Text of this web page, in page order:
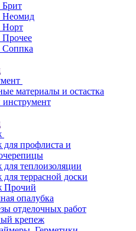
Брит
Неомид
Норт
Прочее
Соппка
материалы и остастка
профлиста и
теплоизоляции
террасной доски
Прочий
опалубка
отделочных работ
крепеж